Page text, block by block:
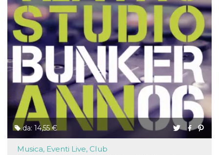
da: 14,55 €
Musica, Eventi Live, Club